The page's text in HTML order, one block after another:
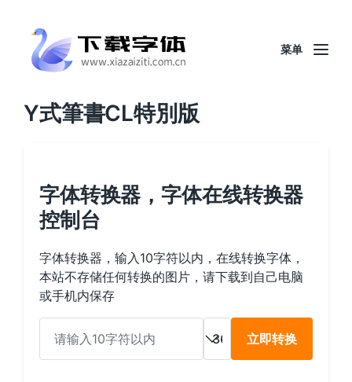
菜单
Y式筆書CL特別版
字体转换器，字体在线转换器
控制台
字体转换器，输入10字符以内，在线转换字体，
本站不存储任何转换的图片，请下载到自己电脑
或手机内保存
立即转换